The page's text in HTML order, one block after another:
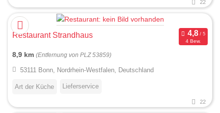
22
Restaurant Strandhaus
4 Bew.
8,9 km (Entfernung von PLZ 53859)
53111 Bonn, Nordrhein-Westfalen, Deutschland
Art der Küche Lieferservice
22